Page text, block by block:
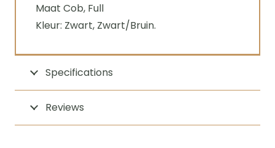
Maat Cob, Full
Kleur: Zwart, Zwart/Bruin.
Specifications
Reviews